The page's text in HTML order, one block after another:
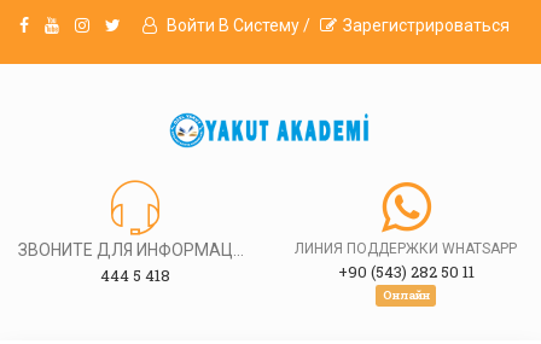
Войти В Систему / Зарегистрироваться
444 5 418
ЛИНИЯ ПОДДЕРЖКИ WHATSAPP
+90 (543) 282 50 11
Онлайн